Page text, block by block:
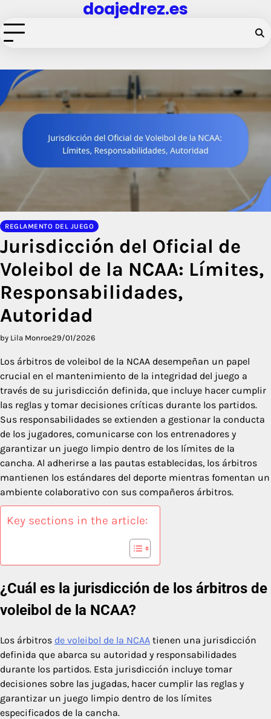
to
content
doajedrez.es
REGLAMENTO DEL JUEGO
Jurisdicción del Oficial de
Voleibol de la NCAA: Límites,
Responsabilidades,
Autoridad
by Lila Monroe29/01/2026
Los árbitros de voleibol de la NCAA desempeñan un papel
crucial en el mantenimiento de la integridad del juego a
través de su jurisdicción definida, que incluye hacer cumplir
las reglas y tomar decisiones críticas durante los partidos.
Sus responsabilidades se extienden a gestionar la conducta
de los jugadores, comunicarse con los entrenadores y
garantizar un juego limpio dentro de los límites de la
cancha. Al adherirse a las pautas establecidas, los árbitros
mantienen los estándares del deporte mientras fomentan un
ambiente colaborativo con sus compañeros árbitros.
Key sections in the article:
¿Cuál es la jurisdicción de los árbitros de
voleibol de la NCAA?
Los árbitros de voleibol de la NCAA tienen una jurisdicción
definida que abarca su autoridad y responsabilidades
durante los partidos. Esta jurisdicción incluye tomar
decisiones sobre las jugadas, hacer cumplir las reglas y
garantizar un juego limpio dentro de los límites
especificados de la cancha.